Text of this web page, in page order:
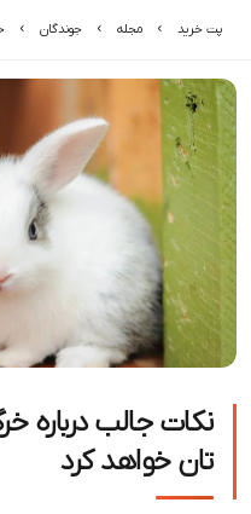
پت خرید مجله جوندگان
نکات جالب
تان خواهد کرد